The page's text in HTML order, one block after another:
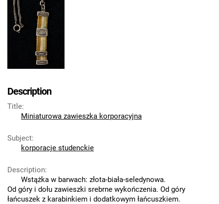
Description
Title:
Miniaturowa zawieszka korporacyjna
Subject:
korporacje studenckie
Description:
Wstążka w barwach: złota-biała-seledynowa.
Od góry i dołu zawieszki srebrne wykończenia. Od góry
łańcuszek z karabinkiem i dodatkowym łańcuszkiem.